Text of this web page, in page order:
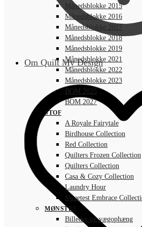
Om Quilt My Design
Månedsblokke 2015
Månedsblokke 2016
Månedsblokke 2017
Månedsblokke 2018
Månedsblokke 2019
Månedsblokke 2021
Månedsblokke 2022
Månedsblokke 2023
BOM 2025
BOM 2027
STOF
A Royale Fairytale
Birdhouse Collection
Red Collection
Quilters Frozen Collection
Quilters Collection
Casa & Cozy Collection
Laundry Hour
Sweetest Embrace
MØNSTRE
Billeder og vægophæng